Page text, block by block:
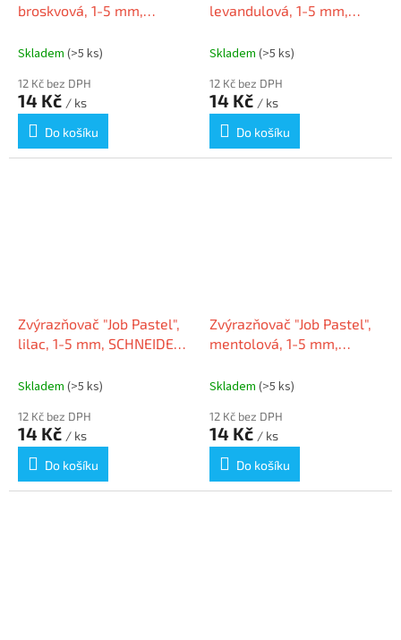
broskvová, 1-5 mm,
Skladem (>5 ks)
12 Kč bez DPH
14 Kč / ks
Do košíku
levandulová, 1-5 mm,
Skladem (>5 ks)
12 Kč bez DPH
14 Kč / ks
Do košíku
Zvýrazňovač "Job Pastel",
lilac, 1-5 mm, SCHNEIDER
Skladem (>5 ks)
12 Kč bez DPH
14 Kč / ks
Do košíku
Zvýrazňovač "Job Pastel",
mentolová, 1-5 mm,
Skladem (>5 ks)
12 Kč bez DPH
14 Kč / ks
Do košíku